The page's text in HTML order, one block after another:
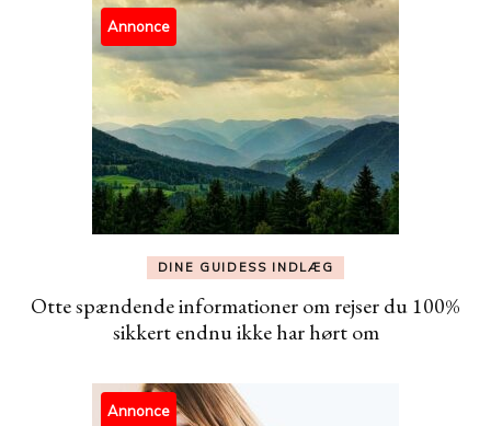
Annonce
DINE GUIDESS INDLÆG
Otte spændende informationer om rejser du 100%
sikkert endnu ikke har hørt om
Annonce